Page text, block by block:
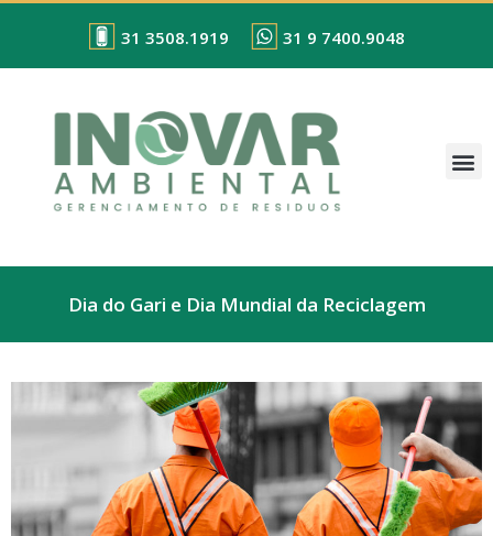
31 3508.1919 31 9 7400.9048
Dia do Gari e Dia Mundial da Reciclagem